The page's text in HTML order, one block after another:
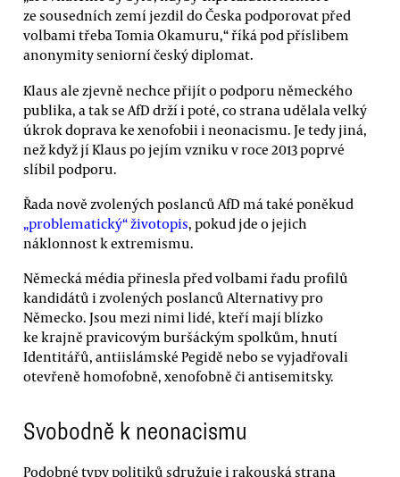
ze sousedních zemí jezdil do Česka podporovat před
volbami třeba Tomia Okamuru,“ říká pod příslibem
anonymity seniorní český diplomat.
Klaus ale zjevně nechce přijít o podporu německého
publika, a tak se AfD drží i poté, co strana udělala velký
úkrok doprava ke xenofobii i neonacismu. Je tedy jiná,
než když jí Klaus po jejím vzniku v roce 2013 poprvé
slíbil podporu.
Řada nově zvolených poslanců AfD má také poněkud
„problematický“ životopis, pokud jde o jejich
náklonnost k extremismu.
Německá média přinesla před volbami řadu profilů
kandidátů i zvolených poslanců Alternativy pro
Německo. Jsou mezi nimi lidé, kteří mají blízko
ke krajně pravicovým buršáckým spolkům, hnutí
Identitářů, antiislámské Pegidě nebo se vyjadřovali
otevřeně homofobně, xenofobně či antisemitsky.
Svobodně k neonacismu
Podobné typy politiků sdružuje i rakouská strana